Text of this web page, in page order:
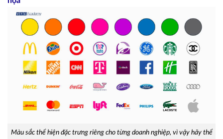
Màu sắc thể hiện đặc trưng riêng cho từng doanh nghiệp, vì vậy hãy thể